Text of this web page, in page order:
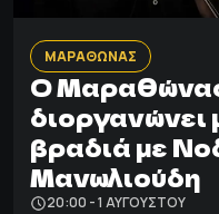
ΜΑΡΑΘΩΝΑΣ
Ο
διοργανώνει
βραδιά με
Μανωλιούδη
20:00 - 1 ΑΥΓΟΎΣΤΟΥ